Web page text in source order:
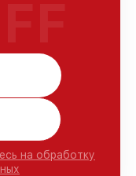
на обработку